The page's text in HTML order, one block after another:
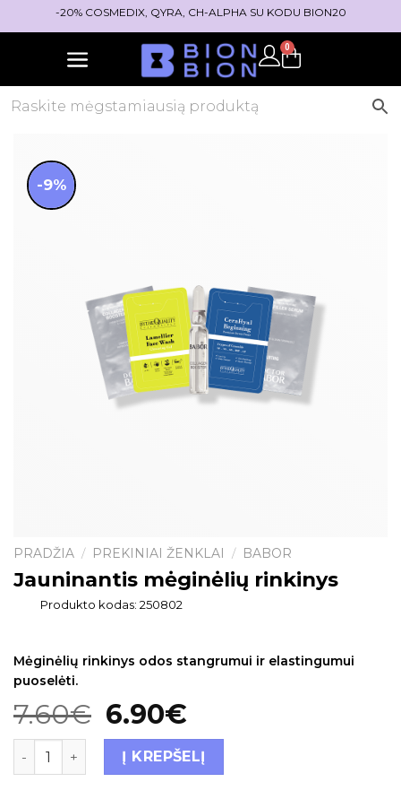
-20% COSMEDIX, QYRA, CH-ALPHA SU KODU BION20
0
-9%
PRADŽIA / PREKINIAI ŽENKLAI / BABOR
Jauninantis mėginėlių rinkinys
Produkto kodas: 250802
Mėginėlių rinkinys odos stangrumui ir elastingumui
puoselėti.
7.60€ 6.90€
Į KREPŠELĮ